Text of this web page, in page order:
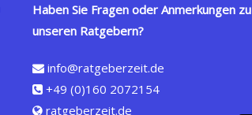
Haben Sie Fragen oder Anmerkungen zu
unseren Ratgebern?
info@ratgeberzeit.de
+49 (0)160 2072154
ratgeberzeit.de